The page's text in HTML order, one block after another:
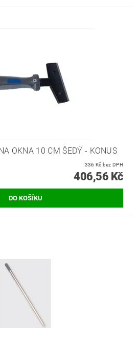
OKNA 10 CM ŠEDÝ - KONUS
336 Kč bez DPH
406,56 Kč